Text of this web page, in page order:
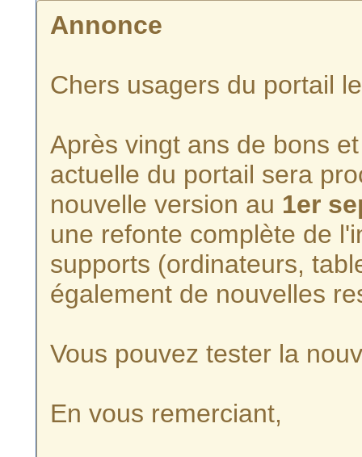
Annonce
Chers usagers du portail
Après vingt ans de bons
actuelle du portail sera
nouvelle version au 1er
une refonte complète de
supports (ordinateurs,
également de nouvelles
Vous pouvez tester la
En vous remerciant,